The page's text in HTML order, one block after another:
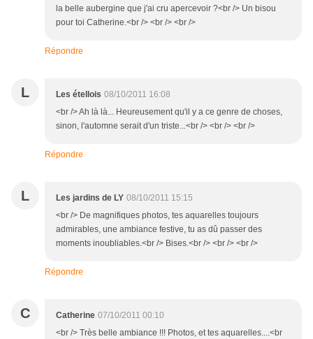
la belle aubergine que j'ai cru apercevoir ?<br /> Un bisou
pour toi Catherine.<br /> <br /> <br />
Répondre
L Les étellois 08/10/2011 16:08
<br /> Ah là là... Heureusement qu'il y a ce genre de choses,
sinon, l'automne serait d'un triste...<br /> <br /> <br />
Répondre
L Les jardins de LY 08/10/2011 15:15
<br /> De magnifiques photos, tes aquarelles toujours
admirables, une ambiance festive, tu as dû passer des
moments inoubliables.<br /> Bises.<br /> <br /> <br />
Répondre
C Catherine 07/10/2011 00:10
<br /> Très belle ambiance !!! Photos, et tes aquarelles....<br